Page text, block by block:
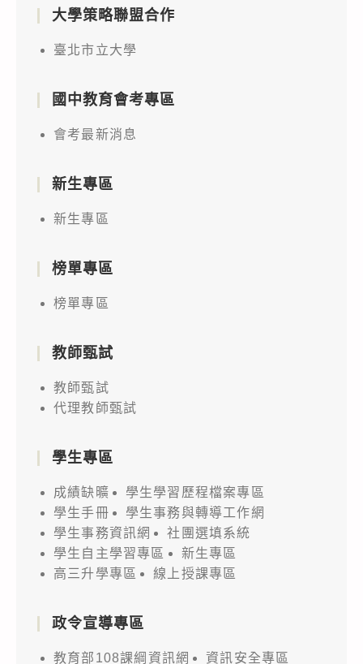
大學策略聯盟合作
臺北市立大學
國中教育會考專區
會考最新消息
新生專區
新生專區
榜單專區
榜單專區
教師甄試
教師甄試
代理教師甄試
學生專區
成績缺曠
學生學習歷程檔案專區
學生手冊
學生事務與轉導工作網
學生事務資訊網
社團選填系統
學生自主學習專區
新生專區
高三升學專區
線上授課專區
政令宣導專區
教育部108課綱資訊網 資訊安全專區